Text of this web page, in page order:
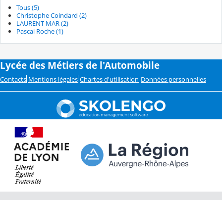
Tous (5)
Christophe Coindard (2)
LAURENT MAR (2)
Pascal Roche (1)
Lycée des Métiers de l'Automobile
Contacts Mentions légales Chartes d'utilisation Données personnelles